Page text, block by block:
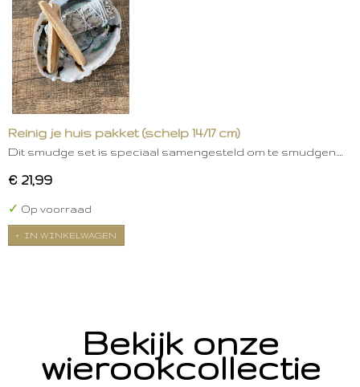
Reinig je huis pakket (schelp 14/17 cm)
Dit smudge set is speciaal samengesteld om te smudgen.…
€ 21,99
✓ Op voorraad
IN WINKELWAGEN
Bekijk onze
wierookcollectie